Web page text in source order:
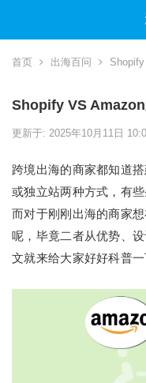
首页 出海百问
Shopify VS
更新于: 2025年10月11日
跨境出海的商家都知道
或独立站两种方式，有
而对于刚刚出海的商家
呢，毕竟二者从优势、
文就来给大家好好科普一